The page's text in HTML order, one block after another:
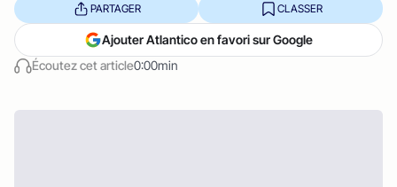
Écoutez cet article0:00min
PARTAGER CLASSER
Ajouter Atlantico en favori sur Google